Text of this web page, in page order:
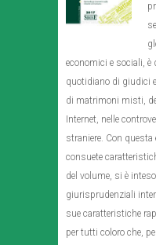
economici e sociali,
quotidiano di giudici
di matrimoni misti,
Internet, nelle
straniere. Con questa
consuete
del volume, si è
giurisprudenziali
sue caratteristiche
per tutti coloro che,